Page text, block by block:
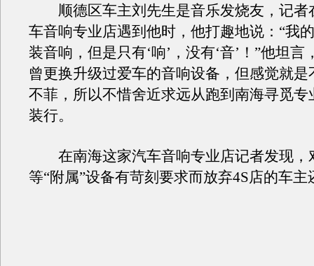
顺德区车主刘先生是音乐发烧友，记者
车音响专业店遇到他时，他打趣地说：“我
装音响，但是只有‘响’，没有‘音’！”他坦言
曾更换升级过爱车的音响设备，但感觉就是
不菲，所以不惜舍近求远从跑到南海寻觅专
装行。
在南海这家汽车音响专业店记者发现，
等“附属”设备有苛刻要求而放弃4S店的车主